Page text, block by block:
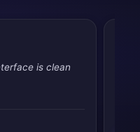
is clean